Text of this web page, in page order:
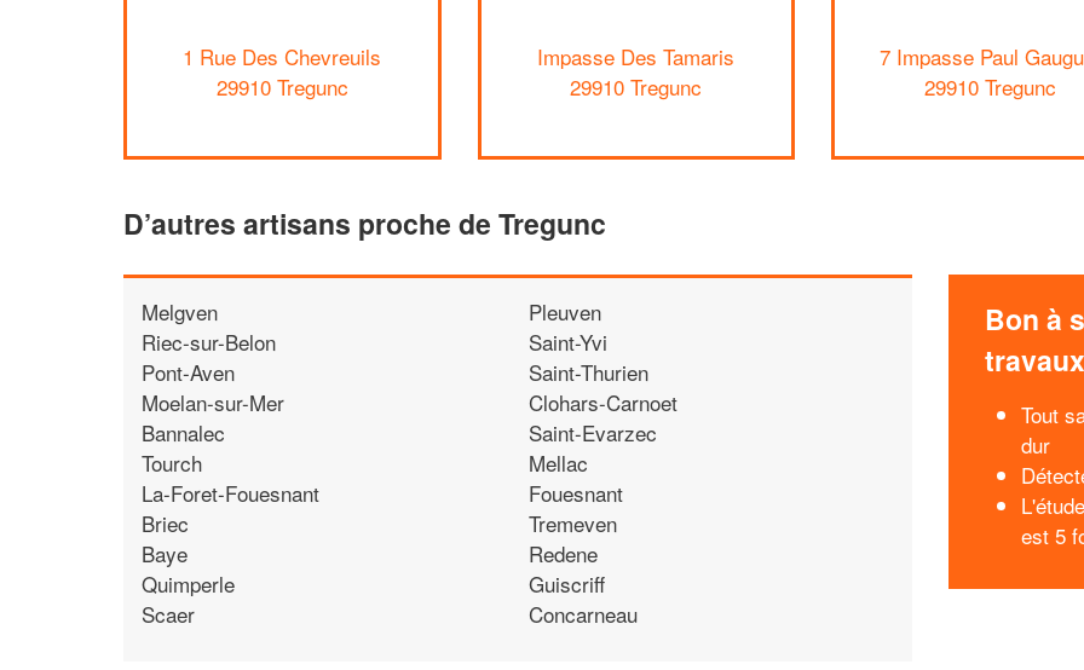
1 Rue Des Chevreuils
29910 Tregunc
Impasse Des Tamaris
29910 Tregunc
7 Impasse Paul
29910 Tregunc
D’autres artisans proche de Tregunc
Melgven
Riec-sur-Belon
Pont-Aven
Moelan-sur-Mer
Bannalec
Tourch
La-Foret-Fouesnant
Briec
Baye
Quimperle
Scaer
Pleuven
Saint-Yvi
Saint-Thurien
Clohars-Carnoet
Saint-Evarzec
Mellac
Fouesnant
Tremeven
Redene
Guiscriff
Concarneau
Bon à
travaux
Tout
dur
est 5